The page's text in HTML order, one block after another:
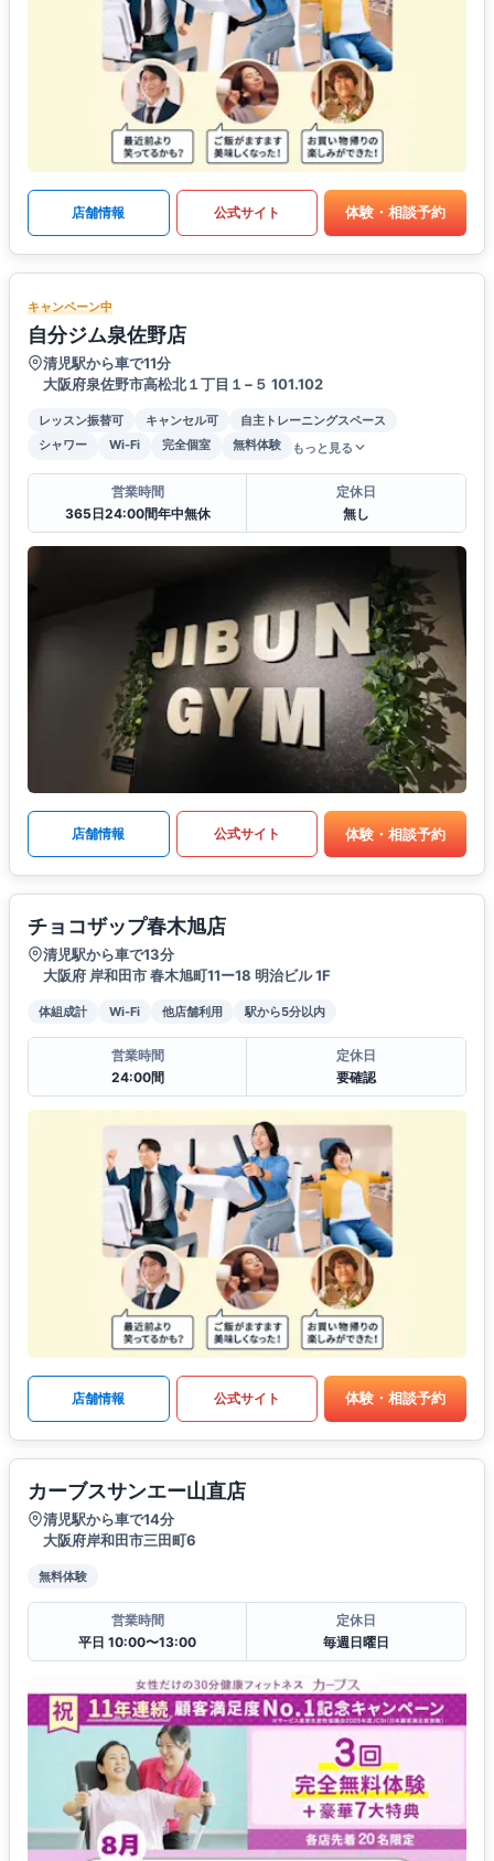
店舗情報 公式サイト 体験・相談予約
キャンペーン中
自分ジム泉佐野店
清児駅から車で11分
大阪府泉佐野市高松北１丁目１−５ 101.102
レッスン振替可 キャンセル可
自主トレーニングスペース
シャワー
Wi-Fi 完全個室 無料体験 もっと見る
営業時間
365日24:00間年中無休
定休日
無し
店舗情報 公式サイト 体験・相談予約
チョコザップ春木旭店
清児駅から車で13分
大阪府 岸和田市 春木旭町11ー18 明治ビル 1F
体組成計 Wi-Fi 他店舗利用 駅から5分以内
営業時間
24:00間
定休日
要確認
店舗情報 公式サイト 体験・相談予約
カーブスサンエー山直店
清児駅から車で14分
大阪府岸和田市三田町6
無料体験
営業時間
平日 10:00〜13:00
定休日
毎週日曜日